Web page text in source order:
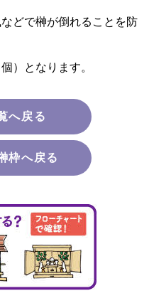
どで榊が倒れることを防
）となります。
へ戻る
枠へ戻る